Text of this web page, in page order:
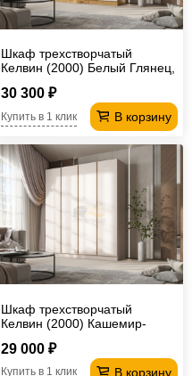
Шкаф трехстворчатый
Келвин (2000) Белый Глянец,
30 300 ₽
В корзину
Купить в 1 клик
Шкаф трехстворчатый
Келвин (2000) Кашемир-
29 000 ₽
В корзину
Купить в 1 клик